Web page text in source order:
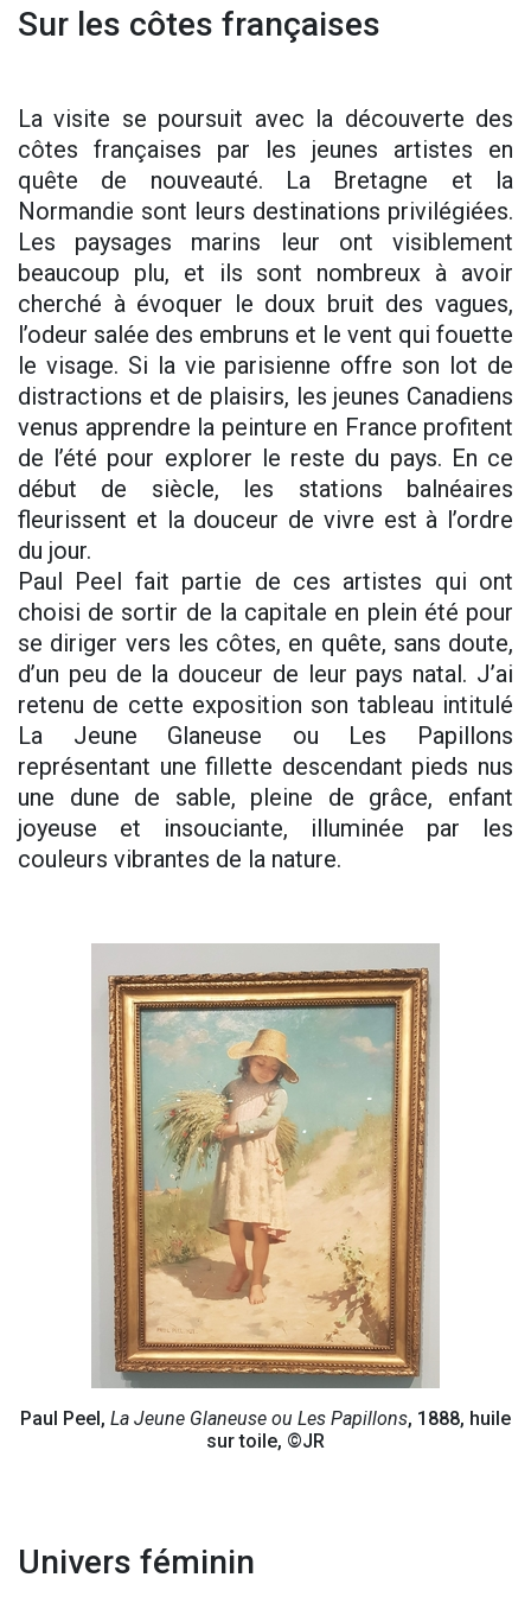
Sur les côtes françaises
La visite se poursuit avec la découverte des
côtes françaises par les jeunes artistes en
quête de nouveauté. La Bretagne et la
Normandie sont leurs destinations privilégiées.
Les paysages marins leur ont visiblement
beaucoup plu, et ils sont nombreux à avoir
cherché à évoquer le doux bruit des vagues,
l’odeur salée des embruns et le vent qui fouette
le visage. Si la vie parisienne offre son lot de
distractions et de plaisirs, les jeunes Canadiens
venus apprendre la peinture en France profitent
de l’été pour explorer le reste du pays. En ce
début de siècle, les stations balnéaires
fleurissent et la douceur de vivre est à l’ordre
du jour.
Paul Peel fait partie de ces artistes qui ont
choisi de sortir de la capitale en plein été pour
se diriger vers les côtes, en quête, sans doute,
d’un peu de la douceur de leur pays natal. J’ai
retenu de cette exposition son tableau intitulé
La Jeune Glaneuse ou Les Papillons
représentant une fillette descendant pieds nus
une dune de sable, pleine de grâce, enfant
joyeuse et insouciante, illuminée par les
couleurs vibrantes de la nature.
Paul Peel, La Jeune Glaneuse ou Les Papillons, 1888, huile
sur toile, ©JR
Univers féminin